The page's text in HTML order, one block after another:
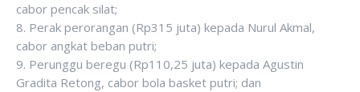
cabor pencak silat;
8. Perak perorangan (Rp315 juta) kepada Nurul Akmal,
cabor angkat beban putri;
9. Perunggu beregu (Rp110,25 juta) kepada Agustin
Gradita Retong, cabor bola basket putri; dan